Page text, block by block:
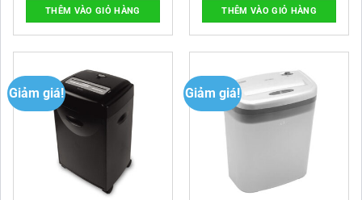
là:
1,950,000 ₫.
1,850,000 ₫.
THÊM VÀO GIỎ HÀNG
là:
4,950,000 ₫.
THÊM VÀO GIỎ HÀNG
Giảm giá! Giảm giá!